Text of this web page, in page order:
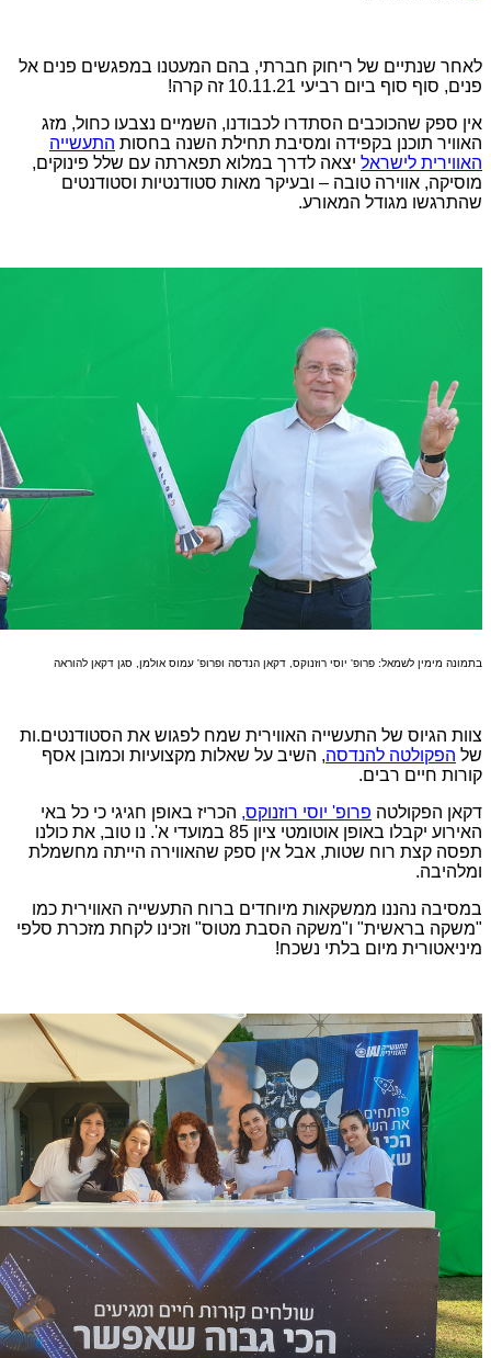
לאחר שנתיים של ריחוק חברתי, בהם המעטנו במפגשים פנים אל
פנים, סוף סוף ביום רביעי 10.11.21 זה קרה!
אין ספק שהכוכבים הסתדרו לכבודנו, השמיים נצבעו כחול, מזג
האוויר תוכנן בקפידה ומסיבת תחילת השנה בחסות התעשייה
האווירית לישראל יצאה לדרך במלוא תפארתה עם שלל פינוקים,
מוסיקה, אווירה טובה – ובעיקר מאות סטודנטיות וסטודנטים
שהתרגשו מגודל המאורע.
בתמונה מימין לשמאל: פרופ' יוסי רוזנוקס, דקאן הנדסה ופרופ' עמוס אולמן, סגן דקאן להוראה
צוות הגיוס של התעשייה האווירית שמח לפגוש את הסטודנטים.ות
של הפקולטה להנדסה, השיב על שאלות מקצועיות וכמובן אסף
קורות חיים רבים.
דקאן הפקולטה פרופ' יוסי רוזנוקס, הכריז באופן חגיגי כי כל באי
האירוע יקבלו באופן אוטומטי ציון 85 במועדי א'. נו טוב, את כולנו
תפסה קצת רוח שטות, אבל אין ספק שהאווירה הייתה מחשמלת
ומלהיבה.
במסיבה נהננו ממשקאות מיוחדים ברוח התעשייה האווירית כמו
"משקה בראשית" ו"משקה הסבת מטוס" וזכינו לקחת מזכרת סלפי
מיניאטורית מיום בלתי נשכח!